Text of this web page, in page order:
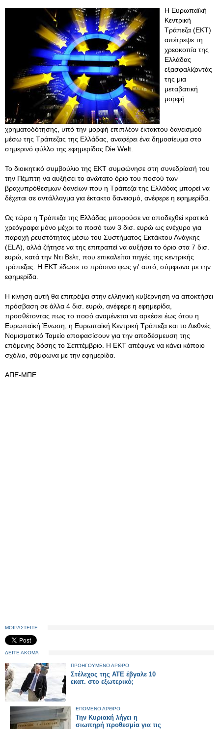
Η Ευρωπαϊκή
Κεντρική
Τράπεζα (ΕΚΤ)
απέτρεψε τη
χρεοκοπία της
Ελλάδας
εξασφαλίζοντάς
της μια
μεταβατική
μορφή
χρηματοδότησης, υπό την μορφή επιπλέον έκτακτου δανεισμού
μέσω της Τράπεζας της Ελλάδας, αναφέρει ένα δημοσίευμα στο
σημερινό φύλλο της εφημερίδας Die Welt.
Το διοικητικό συμβούλιο της ΕΚΤ συμφώνησε στη συνεδρίασή του
την Πέμπτη να αυξήσει το ανώτατο όριο του ποσού των
βραχυπρόθεσμων δανείων που η Τράπεζα της Ελλάδας μπορεί να
δέχεται σε αντάλλαγμα για έκτακτο δανεισμό, ανέφερε η εφημερίδα.
Ως τώρα η Τράπεζα της Ελλάδας μπορούσε να αποδεχθεί κρατικά
χρεόγραφα μόνο μέχρι το ποσό των 3 δισ. ευρώ ως ενέχυρο για
παροχή ρευστότητας μέσω του Συστήματος Εκτάκτου Ανάγκης
(ELA), αλλά ζήτησε να της επιτραπεί να αυξήσει το όριο στα 7 δισ.
ευρώ, κατά την Ντι Βελτ, που επικαλείται πηγές της κεντρικής
τράπεζας. Η ΕΚΤ έδωσε το πράσινο φως γι' αυτό, σύμφωνα με την
εφημερίδα.
Η κίνηση αυτή θα επιτρέψει στην ελληνική κυβέρνηση να αποκτήσει
πρόσβαση σε άλλα 4 δισ. ευρώ, ανέφερε η εφημερίδα,
προσθέτοντας πως το ποσό αναμένεται να αρκέσει έως ότου η
Ευρωπαϊκή Ένωση, η Ευρωπαϊκή Κεντρική Τράπεζα και το Διεθνές
Νομισματικό Ταμείο αποφασίσουν για την αποδέσμευση της
επόμενης δόσης το Σεπτέμβριο. Η ΕΚΤ απέφυγε να κάνει κάποιο
σχόλιο, σύμφωνα με την εφημερίδα.
ΑΠΕ-ΜΠΕ
ΜΟΙΡΑΣΤΕΙΤΕ
ΔΕΙΤΕ ΑΚΟΜΑ
ΠΡΟΗΓΟΥΜΕΝΟ ΑΡΘΡΟ
Στέλεχος της ΑΤΕ έβγαλε 10
εκατ. στο εξωτερικό;
ΕΠΟΜΕΝΟ ΑΡΘΡΟ
Την Κυριακή λήγει η
σιωπηρή προθεσμία για τις